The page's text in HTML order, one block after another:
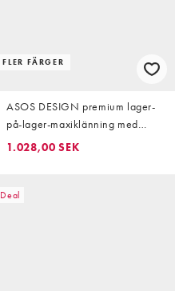
FLER FÄRGER
ASOS DESIGN premium lager-
på-lager-maxiklänning med
smala axelband och kjol med
1.028,00 SEK
Deal